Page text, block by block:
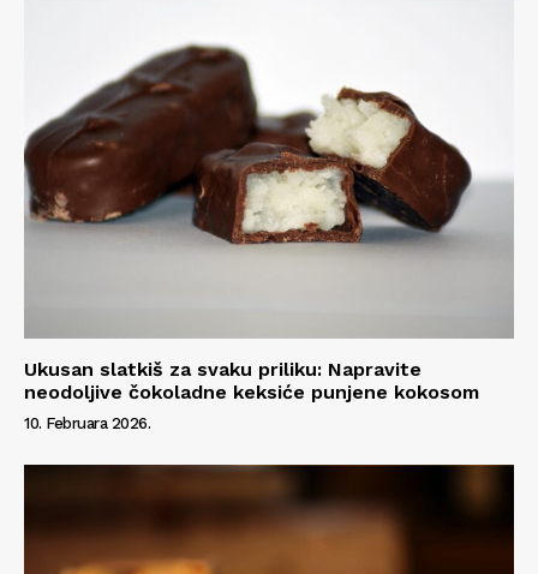
Ukusan slatkiš za svaku priliku: Napravite
neodoljive čokoladne keksiće punjene kokosom
10. Februara 2026.